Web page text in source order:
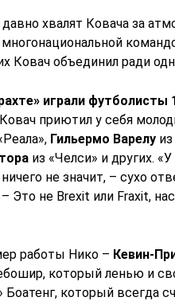
хвалят Ковача за
Ковач объединил ради
играли футболисты
приютил у себя
Гильермо Варелу
из «Челси» и других.
не значит, – сухо
Это не Brexit или Fraxit,
работы Нико – Кевин-
который ленью и
Боатенг, который всегда